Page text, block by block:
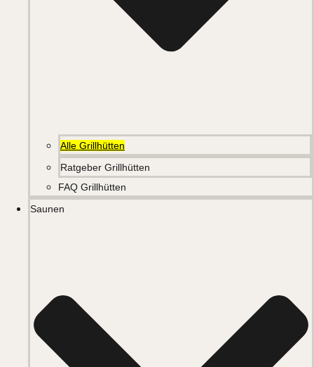
Alle Grillhütten
Ratgeber Grillhütten
FAQ Grillhütten
Saunen